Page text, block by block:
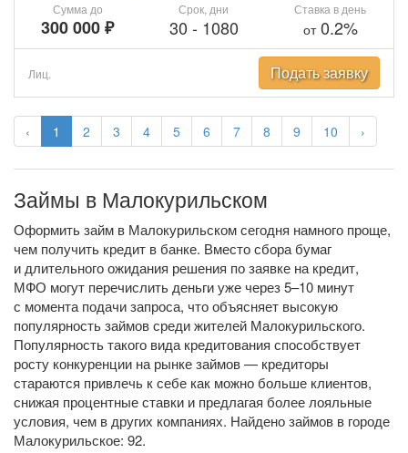
‹ 1 2 3 4 5 6 7 8 9 10 ›
Сумма до
300 000 ₽
Срок, дни
30 - 1080
Ставка в день
от0.2%
Лиц. Подать заявку
Займы в Малокурильском
Оформить займ в Малокурильском сегодня намного проще,
чем получить кредит в банке. Вместо сбора бумаг
и длительного ожидания решения по заявке на кредит,
МФО могут перечислить деньги уже через 5–10 минут
с момента подачи запроса, что объясняет высокую
популярность займов среди жителей Малокурильского.
Популярность такого вида кредитования способствует
росту конкуренции на рынке займов — кредиторы
стараются привлечь к себе как можно больше клиентов,
снижая процентные ставки и предлагая более лояльные
условия, чем в других компаниях. Найдено займов в городе
Малокурильское: 92.